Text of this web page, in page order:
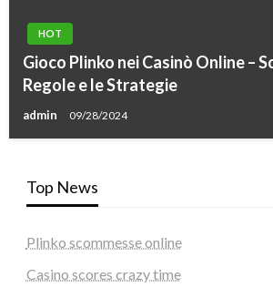
HOT
Gioco Plinko nei Casinò Online –
Regole e le Strategie
admin 09/28/2024
Top News
Plinko scommesse online
Casino scores crazy time